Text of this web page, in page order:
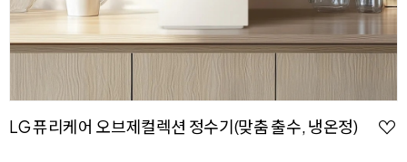
LG 퓨리케어 오브제컬렉션 정수기(맞춤 출수, 냉온정)